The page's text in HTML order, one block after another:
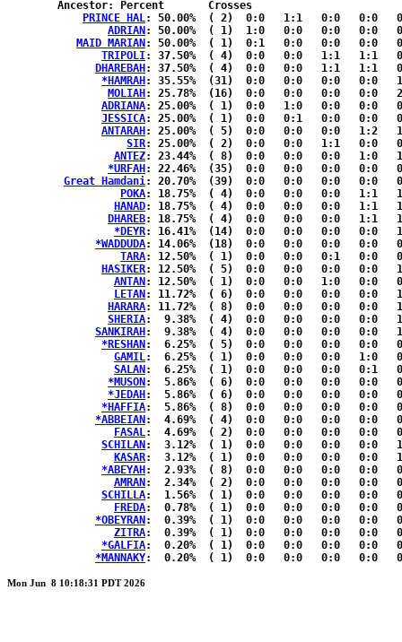
PRINCE HAL: 50.00%	( 2)  0:0   1:1   0:0   0:0   0:0  { 0:0 }
ADRIAN : 50.00%	( 1)  1:0   0:0   0:0   0:0   0:0  { 0:0 }
MAID MARIAN : 50.00%	( 1)  0:1   0:0   0:0   0:0   0:0  { 0:0 }
TRIPOLI: 37.50%	( 4)  0:0   0:0   1:1   1:1   0:0  { 0:0 }
DHAREBAH : 37.50%	( 4)  0:0   0:0   1:1   1:1   0:0  { 0:0 }
*HAMRAH : 35.55%	(31)  0:0   0:0   0:0   0:0   1:1  {14:15}
MOLIAH : 25.78%	(16)  0:0   0:0   0:0   0:0   2:1  { 6:7 }
ADRIANA: 25.00%	( 1)  0:0   1:0   0:0   0:0   0:0  { 0:0 }
JESSICA: 25.00%	( 1)  0:0   0:1   0:0   0:0   0:0  { 0:0 }
ANTARAH : 25.00%	( 5)  0:0   0:0   0:0   1:2   1:1  { 0:0 }
SIR: 25.00%	( 2)  0:0   0:0   1:1   0:0   0:0  { 0:0 }
ANTEZ: 23.44%	( 8)  0:0   0:0   0:0   1:0   1:3  { 2:1 }
*URFAH : 22.46%	(35)  0:0   0:0   0:0   0:0   0:0  {17:18}
Great Hamdani: 20.70%	(39)  0:0   0:0   0:0   0:0   0:0  {19:20}
POKA: 18.75%	( 4)  0:0   0:0   0:0   1:1   1:1  { 0:0 }
HANAD: 18.75%	( 4)  0:0   0:0   0:0   1:1   1:1  { 0:0 }
DHAREB: 18.75%	( 4)  0:0   0:0   0:0   1:1   1:1  { 0:0 }
*DEYR: 16.41%	(14)  0:0   0:0   0:0   0:0   1:1  { 6:6 }
*WADDUDA: 14.06%	(18)  0:0   0:0   0:0   0:0   0:0  { 9:9 }
TARA: 12.50%	( 1)  0:0   0:0   0:1   0:0   0:0  { 0:0 }
HASIKER: 12.50%	( 5)  0:0   0:0   0:0   0:0   1:2  { 1:1 }
ANTAN : 12.50%	( 1)  0:0   0:0   1:0   0:0   0:0  { 0:0 }
LETAN : 11.72%	( 6)  0:0   0:0   0:0   0:0   1:1  { 3:1 }
HARARA: 11.72%	( 8)  0:0   0:0   0:0   0:0   1:0  { 3:4 }
SHERIA:  9.38%	( 4)  0:0   0:0   0:0   0:0   1:1  { 1:1 }
SANKIRAH :  9.38%	( 4)  0:0   0:0   0:0   0:0   1:1  { 1:1 }
*RESHAN :  6.25%	( 5)  0:0   0:0   0:0   0:0   0:0  { 2:3 }
GAMIL:  6.25%	( 1)  0:0   0:0   0:0   1:0   0:0  { 0:0 }
SALAN :  6.25%	( 1)  0:0   0:0   0:0   0:1   0:0  { 0:0 }
*MUSON :  5.86%	( 6)  0:0   0:0   0:0   0:0   0:0  { 4:2 }
*JEDAH :  5.86%	( 6)  0:0   0:0   0:0   0:0   0:0  { 4:2 }
*HAFFIA:  5.86%	( 8)  0:0   0:0   0:0   0:0   0:0  { 4:4 }
*ABBEIAN :  4.69%	( 4)  0:0   0:0   0:0   0:0   0:0  { 2:2 }
FASAL:  4.69%	( 2)  0:0   0:0   0:0   0:0   0:1  { 1:0 }
SCHILAN :  3.12%	( 1)  0:0   0:0   0:0   0:0   1:0  { 0:0 }
KASAR:  3.12%	( 1)  0:0   0:0   0:0   0:0   1:0  { 0:0 }
*ABEYAH :  2.93%	( 8)  0:0   0:0   0:0   0:0   0:0  { 4:4 }
AMRAN :  2.34%	( 2)  0:0   0:0   0:0   0:0   0:0  { 1:1 }
SCHILLA:  1.56%	( 1)  0:0   0:0   0:0   0:0   0:0  { 1:0 }
FREDA:  0.78%	( 1)  0:0   0:0   0:0   0:0   0:0  { 1:0 }
*OBEYRAN :  0.39%	( 1)  0:0   0:0   0:0   0:0   0:0  { 1:0 }
ZITRA:  0.39%	( 1)  0:0   0:0   0:0   0:0   0:0  { 1:0 }
*GALFIA:  0.20%	( 1)  0:0   0:0   0:0   0:0   0:0  { 1:0 }
*MANNAKY